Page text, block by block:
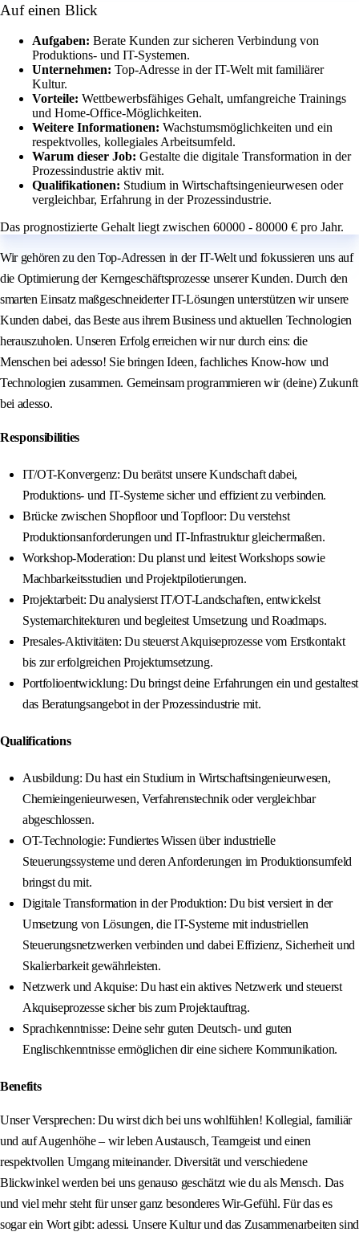
Auf einen Blick
Aufgaben: Berate Kunden zur sicheren Verbindung von
Produktions- und IT-Systemen.
Unternehmen: Top-Adresse in der IT-Welt mit familiärer
Kultur.
Vorteile: Wettbewerbsfähiges Gehalt, umfangreiche Trainings
und Home-Office-Möglichkeiten.
Weitere Informationen: Wachstumsmöglichkeiten und ein
respektvolles, kollegiales Arbeitsumfeld.
Warum dieser Job: Gestalte die digitale Transformation in der
Prozessindustrie aktiv mit.
Qualifikationen: Studium in Wirtschaftsingenieurwesen oder
vergleichbar, Erfahrung in der Prozessindustrie.
Das prognostizierte Gehalt liegt zwischen 60000 - 80000 € pro Jahr.
Wir gehören zu den Top-Adressen in der IT-Welt und fokussieren uns auf
die Optimierung der Kerngeschäftsprozesse unserer Kunden. Durch den
smarten Einsatz maßgeschneiderter IT-Lösungen unterstützen wir unsere
Kunden dabei, das Beste aus ihrem Business und aktuellen Technologien
herauszuholen. Unseren Erfolg erreichen wir nur durch eins: die
Menschen bei adesso! Sie bringen Ideen, fachliches Know-how und
Technologien zusammen. Gemeinsam programmieren wir (deine) Zukunft
bei adesso.
Responsibilities
IT/OT-Konvergenz: Du berätst unsere Kundschaft dabei,
Produktions- und IT-Systeme sicher und effizient zu verbinden.
Brücke zwischen Shopfloor und Topfloor: Du verstehst
Produktionsanforderungen und IT-Infrastruktur gleichermaßen.
Workshop-Moderation: Du planst und leitest Workshops sowie
Machbarkeitsstudien und Projektpilotierungen.
Projektarbeit: Du analysierst IT/OT-Landschaften, entwickelst
Systemarchitekturen und begleitest Umsetzung und Roadmaps.
Presales-Aktivitäten: Du steuerst Akquiseprozesse vom Erstkontakt
bis zur erfolgreichen Projektumsetzung.
Portfolioentwicklung: Du bringst deine Erfahrungen ein und gestaltest
das Beratungsangebot in der Prozessindustrie mit.
Qualifications
Ausbildung: Du hast ein Studium in Wirtschaftsingenieurwesen,
Chemieingenieurwesen, Verfahrenstechnik oder vergleichbar
abgeschlossen.
OT-Technologie: Fundiertes Wissen über industrielle
Steuerungssysteme und deren Anforderungen im Produktionsumfeld
bringst du mit.
Digitale Transformation in der Produktion: Du bist versiert in der
Umsetzung von Lösungen, die IT-Systeme mit industriellen
Steuerungsnetzwerken verbinden und dabei Effizienz, Sicherheit und
Skalierbarkeit gewährleisten.
Netzwerk und Akquise: Du hast ein aktives Netzwerk und steuerst
Akquiseprozesse sicher bis zum Projektauftrag.
Sprachkenntnisse: Deine sehr guten Deutsch- und guten
Englischkenntnisse ermöglichen dir eine sichere Kommunikation.
Benefits
Unser Versprechen: Du wirst dich bei uns wohlfühlen! Kollegial, familiär
und auf Augenhöhe – wir leben Austausch, Teamgeist und einen
respektvollen Umgang miteinander. Diversität und verschiedene
Blickwinkel werden bei uns genauso geschätzt wie du als Mensch. Das
und viel mehr steht für unser ganz besonderes Wir-Gefühl. Für das es
sogar ein Wort gibt: adessi. Unsere Kultur und das Zusammenarbeiten sind